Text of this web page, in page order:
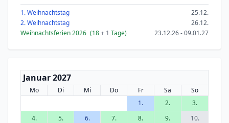
1. Weihnachtstag
25.12.
2. Weihnachtstag
26.12.
Weihnachtsferien 2026 (18+ 1 Tage) 23.12.26 - 09.01.27
Januar 2027
Mo Di Mi Do Fr Sa
So
1.
2.
3.
4.
5. 6. 7. 8. 9.
10.